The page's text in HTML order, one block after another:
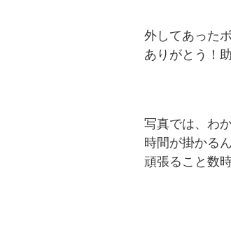
外してあった
ありがとう！
写真では、わ
時間が掛かるん
頑張ること数時